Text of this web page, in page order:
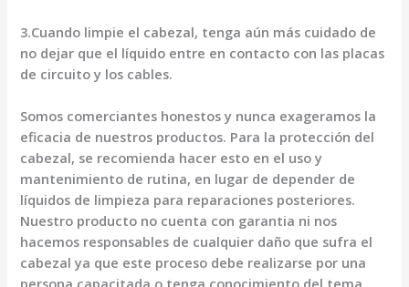
3.Cuando limpie el cabezal, tenga aún más cuidado de
no dejar que el líquido entre en contacto con las placas
de circuito y los cables.
Somos comerciantes honestos y nunca exageramos la
eficacia de nuestros productos. Para la protección del
cabezal, se recomienda hacer esto en el uso y
mantenimiento de rutina, en lugar de depender de
líquidos de limpieza para reparaciones posteriores.
Nuestro producto no cuenta con garantia ni nos
hacemos responsables de cualquier daño que sufra el
cabezal ya que este proceso debe realizarse por una